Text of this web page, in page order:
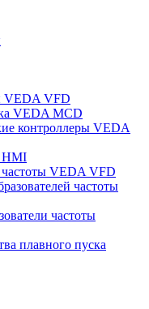
VEDA VFD
VEDA MCD
контроллеры VEDA
HMI
VEDA VFD
частоты
частоты
плавного пуска